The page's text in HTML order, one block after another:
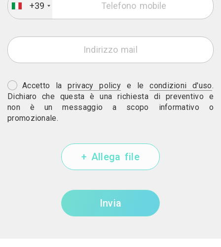
+39
Accetto laprivacy policy e lecondizioni d'uso.
Dichiaro che questa è una richiesta di preventivo e
non è un messaggio a scopo informativo o
promozionale.
+ Allega file
Invia